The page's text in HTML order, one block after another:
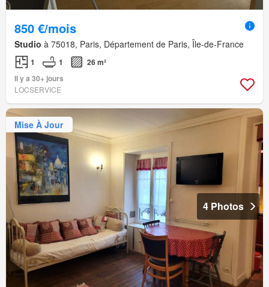
850 €/mois
Studio à 75018, Paris, Département de Paris, Île-de-France
1 1
26 m²
Il y a 30+ jours
LOCSERVICE
Mise À Jour
4 Photos